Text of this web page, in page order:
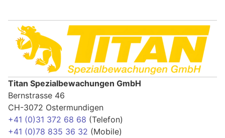
Titan Spezialbewachungen GmbH
Bernstrasse 46
CH-3072 Ostermundigen
+41 (0)31 372 68 68 (Telefon)
+41 (0)78 835 36 32 (Mobile)